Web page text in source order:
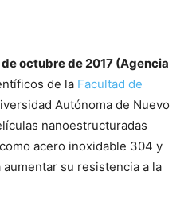
octubre de 2017 (Agencia
de la Facultad de
Autónoma de Nuevo
nanoestructuradas
acero inoxidable 304 y
aumentar su resistencia a la